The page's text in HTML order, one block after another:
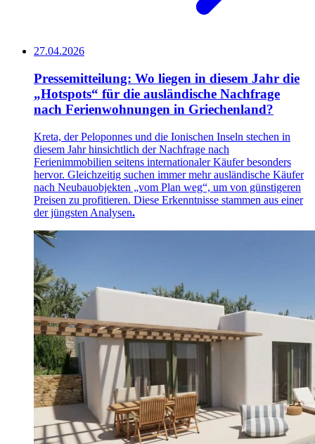
27.04.2026
Pressemitteilung: Wo liegen in diesem Jahr die
„Hotspots“ für die ausländische Nachfrage
nach Ferienwohnungen in Griechenland?
Kreta, der Peloponnes und die Ionischen Inseln stechen in
diesem Jahr hinsichtlich der Nachfrage nach
Ferienimmobilien seitens internationaler Käufer besonders
hervor. Gleichzeitig suchen immer mehr ausländische Käufer
nach Neubauobjekten „vom Plan weg“, um von günstigeren
Preisen zu profitieren. Diese Erkenntnisse stammen aus einer
der jüngsten Analysen.